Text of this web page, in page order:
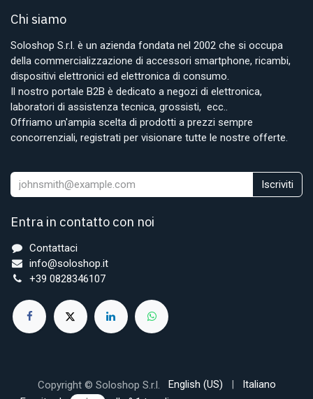
Chi siamo
Soloshop S.r.l. è un azienda fondata nel 2002 che si occupa
della commercializzazione di accessori smartphone, ricambi,
dispositivi elettronici ed elettronica di consumo.
Il nostro portale B2B è dedicato a negozi di elettronica,
laboratori di assistenza tecnica, grossisti, ecc..
Offriamo un'ampia scelta di prodotti a prezzi sempre
concorrenziali, registrati per visionare tutte le nostre offerte.
Iscriviti
Entra in contatto con noi
Contattaci
info@soloshop.it
+39 0828346107
Copyright © Soloshop S.r.l. English (US) |
Italiano